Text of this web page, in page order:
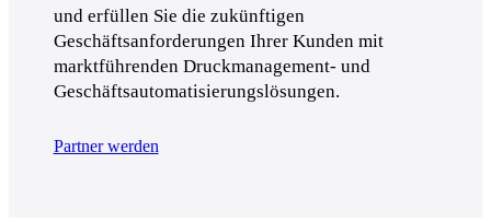
und erfüllen Sie die zukünftigen
Geschäftsanforderungen Ihrer Kunden mit
marktführenden Druckmanagement- und
Geschäftsautomatisierungslösungen.
Partner werden